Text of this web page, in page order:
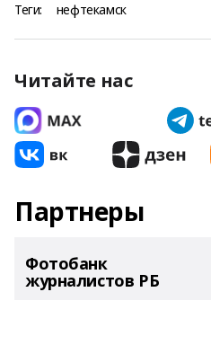
Теги: нефтекамск
Читайте нас
Партнеры
Фотобанк
журналистов РБ